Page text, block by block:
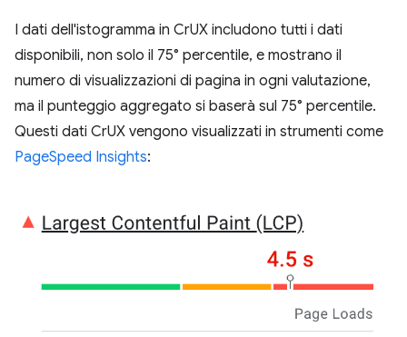
I dati dell'istogramma in CrUX includono tutti i dati
disponibili, non solo il 75° percentile, e mostrano il
numero di visualizzazioni di pagina in ogni valutazione,
ma il punteggio aggregato si baserà sul 75° percentile.
Questi dati CrUX vengono visualizzati in strumenti come
PageSpeed Insights: